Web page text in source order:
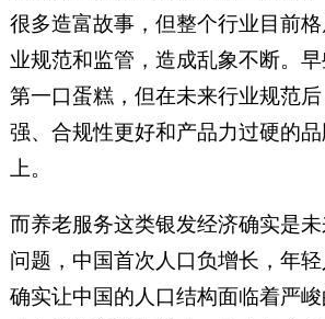
很多造富故事，但整个行业目前
业规范和监管，造成乱象不断。
第一口蛋糕，但在未来行业规范
强、合规性更好和产品力过硬的
上。
而养老服务这类银发经济确实是
问题，中国首次人口负增长，年
确实让中国的人口结构面临着严